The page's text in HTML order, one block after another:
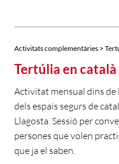
Activitats complementàries >
Tertúlia en català
Activitat mensual dins de
dels espais segurs de
Llagosta. Sessió per
persones que volen
que ja el saben.